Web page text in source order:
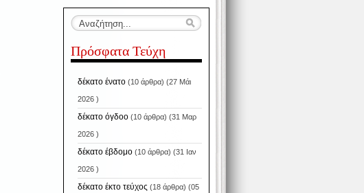
Πρόσφατα Τεύχη
δέκατο ένατο(10 άρθρα) (27 Μάι
2026 )
δέκατο όγδοο(10 άρθρα) (31 Μαρ
2026 )
δέκατο έβδομο(10 άρθρα) (31 Ιαν
2026 )
δέκατο έκτο τεύχος (18 άρθρα) (05